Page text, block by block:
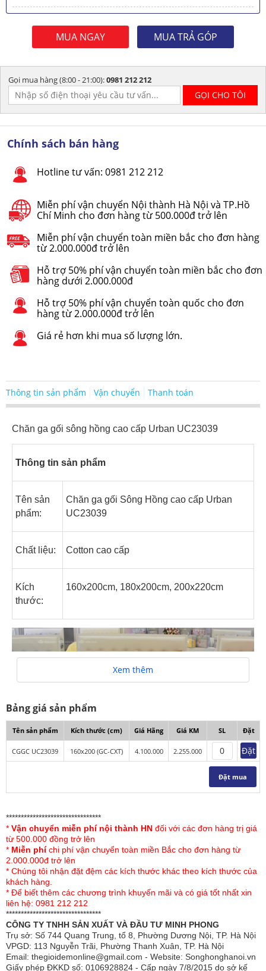
MUA NGAY MUA TRẢ GÓP
Gọi mua hàng (8:00 - 21:00):0981 212 212
Chính sách bán hàng
Hotline tư vấn: 0981 212 212
Miễn phí vận chuyển Nội thành Hà Nội và TP.Hồ
Chí Minh cho đơn hàng từ 500.000đ trở lên
Miễn phí vận chuyển toàn miền bắc cho đơn hàng
từ 2.000.000đ trở lên
Hỗ trợ 50% phí vận chuyển toàn miền bắc cho đơn
hàng dưới 2.000.000đ
Hỗ trợ 50% phí vận chuyển toàn quốc cho đơn
hàng từ 2.000.000đ trở lên
Giá rẻ hơn khi mua số lượng lớn.
Thông tin sản phẩm Vận chuyển Thanh toán
Chăn ga gối sông hồng cao cấp Urban UC23039
Thông tin sản phẩm
Tên sản
phẩm:
Chăn ga gối Sông Hồng cao cấp Urban
UC23039
Chất liệu: Cotton cao cấp
Kích
thước:
160x200cm, 180x200cm, 200x220cm
tập Chăn ga gối Sông Hồng mới nhất 2023-2024. Sản
phẩm được Sông Hồng thiết kế các với gam màu được
kết hợp hài hòa, đặc biệt phần họa tiết tạo điểm nhấn cho
sản phẩm được thêu rất tỉ mỉ, tinh xảo. Sự kết hợp hài
hòa giữa các tông màu sang trọng tạo nên bộ sản phẩm
chăn ga gối mang vẻ đẹp sang trọng, tinh tế, phù hợp với
mọi lứa tuổi.
Đặc điểm của chănga gối Sông Hồng cao cấp
Urban UC23039
Xem thêm
Bảng giá sản phẩm
Tên sản phẩm Kích thước (cm) Giá Hãng Giá KM SL Đặt
CGGC UC23039 160x200 (GC-CXT) 4.100.000 2.255.000 Đặt
Đặt mua
********************************
* Vận chuyển miễn phí nội thành HN đối với các đơn hàng trị giá
từ 500.000 đồng trở lên
* Miễn phíchi phí vận chuyển toàn miền Bắc cho đơn hàng từ
2.000.000đ trở lên
* Chúng tôi nhận đặt đệm các kích thước khác theo kích thước của
khách hàng.
* Để biết thêm các chương trình khuyến mãi và có giá tốt nhất xin
liên hệ: 0981 212 212
********************************
CÔNG TY TNHH SẢN XUẤT VÀ ĐẦU TƯ MINH PHONG
Trụ sở: Số 744 Quang Trung, tổ 8, Phường Dương Nội, TP. Hà Nội
VPGD: 113 Nguyễn Trãi, Phường Thanh Xuân, TP. Hà Nội
Email: thegioidemonline@gmail.com - Website: Songhonghanoi.vn
Giấy phép ĐKKD số: 0106928824 - Cấp ngày 7/8/2015 do sở kế